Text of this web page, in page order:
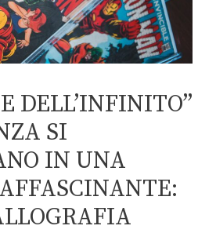
DELL’INFINITO”
SI
IN UNA